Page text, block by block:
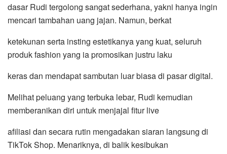
dasar Rudi tergolong sangat sederhana, yakni hanya ingin
mencari tambahan uang jajan. Namun, berkat
ketekunan serta insting estetikanya yang kuat, seluruh
produk fashion yang ia promosikan justru laku
keras dan mendapat sambutan luar biasa di pasar digital.
Melihat peluang yang terbuka lebar, Rudi kemudian
memberanikan diri untuk menjajal fitur live
afiliasi dan secara rutin mengadakan siaran langsung di
TikTok Shop. Menariknya, di balik kesibukan